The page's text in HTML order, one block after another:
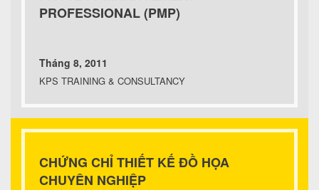
PROFESSIONAL (PMP)
Tháng 8, 2011
KPS TRAINING & CONSULTANCY
CHỨNG CHỈ THIẾT KẾ ĐỒ HỌA
CHUYÊN NGHIỆP